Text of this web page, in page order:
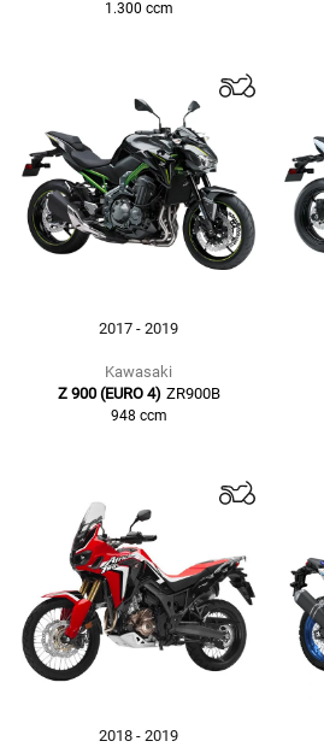
1.300 ccm
2017 - 2019
Kawasaki
Z 900 (EURO 4) ZR900B
948 ccm
2018 - 2019